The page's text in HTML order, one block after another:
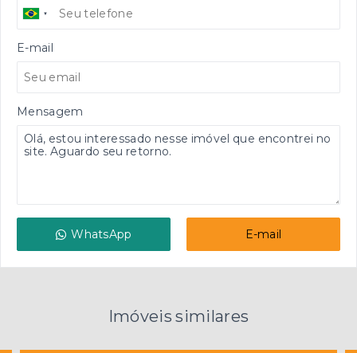
E-mail
Mensagem
WhatsApp E-mail
Imóveis similares